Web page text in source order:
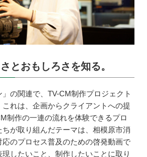
とおもしろさを知る。
」の関連で、TV-CM制作プロジェクト
れは、企画からクライアントへの提
制作の一連の流れを体験できるプロ
が取り組んだテーマは、相模原市消
のプロセス普及のための啓発動画で
したいこと、制作したいことに取り